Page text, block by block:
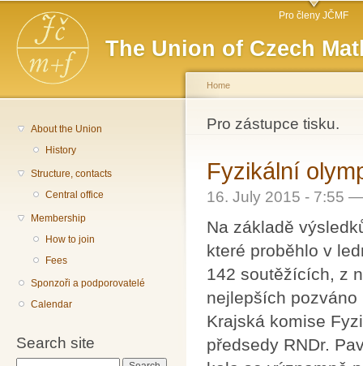
The Union of Czech
Main menu Pro členy JČMF
About the Union
History
Structure, contacts
Central office
Membership
How to join
Fees
Sponzoři a podporovatelé
Calendar
Search site
You are here
Home
Pro zástupce tisku.
Fyzikální
16. July 2015 - 7:55
Na základě
které proběhlo v
142 soutěžících, z
nejlepších
Krajská komise
předsedy RNDr.